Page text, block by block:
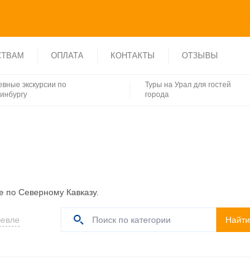
ОПЛАТА КОНТАКТЫ ОТЗЫВЫ
экскурсии по
Туры на Урал для гостей
города
по Северному Кавказу.
Найти